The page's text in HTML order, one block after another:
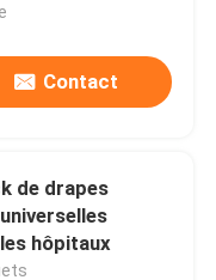
Contact
de drapes
hôpitaux